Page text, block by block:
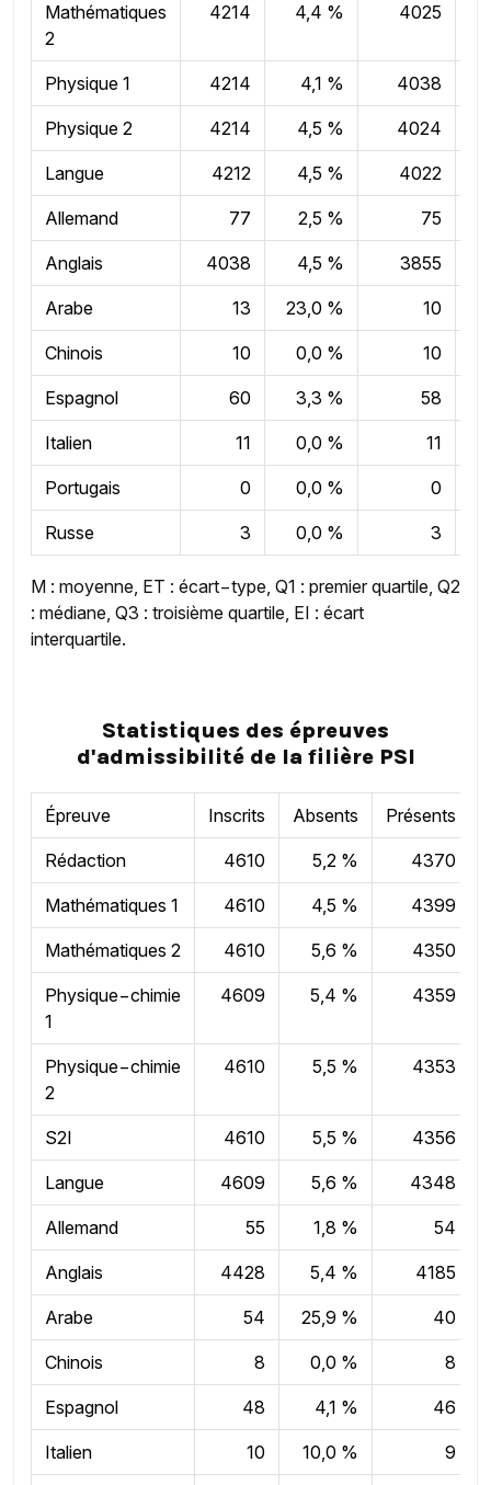
Mathématiques
2
4214 4,4 % 4025
Physique 1 4214 4,1 % 4038
Physique 2 4214 4,5 % 4024
Langue 4212 4,5 % 4022
Allemand 77 2,5 % 75
Anglais 4038 4,5 % 3855
Arabe 13 23,0 % 10
Chinois 10 0,0 % 10
Espagnol 60 3,3 % 58
Italien 11 0,0 % 11
Portugais 0 0,0 % 0
Russe 3 0,0 % 3
M : moyenne, ET : écart−type, Q1 : premier quartile, Q2
: médiane, Q3 : troisième quartile, EI : écart
interquartile.
Statistiques des épreuves
d'admissibilité de la filière PSI
Épreuve Inscrits Absents Présents
Rédaction 4610 5,2 % 4370
Mathématiques 1 4610 4,5 % 4399
Mathématiques 2 4610 5,6 % 4350
Physique−chimie
1
4609 5,4 % 4359
Physique−chimie
2
4610 5,5 % 4353
S2I 4610 5,5 % 4356
Langue 4609 5,6 % 4348
Allemand 55 1,8 % 54
Anglais 4428 5,4 % 4185
Arabe 54 25,9 % 40
Chinois 8 0,0 % 8
Espagnol 48 4,1 % 46
Italien 10 10,0 % 9